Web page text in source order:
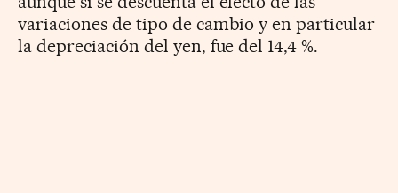
variaciones de tipo de cambio y en particular
la depreciación del yen, fue del 14,4 %.